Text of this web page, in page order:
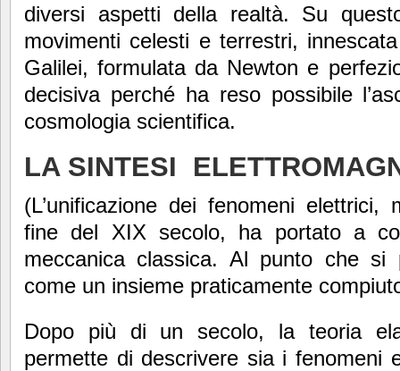
diversi aspetti della realtà. Su
movimenti celesti e terrestri,
Galilei, formulata da Newton e
decisiva perché ha reso possibile
cosmologia scientifica.
LA SINTESI
(L’unificazione dei fenomeni elettrici,
fine del XIX secolo, ha portato a
meccanica classica. Al punto che si
come un insieme praticamente
Dopo più di un secolo, la teoria
permette di descrivere sia i fenomeni